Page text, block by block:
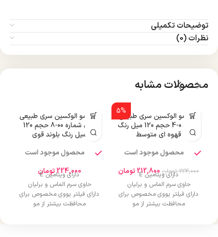
توضیحات تکمیلی
نظرات (0)
محصولات مشابه
5%
رنگ مو الوکسین سری طبیعی
شماره 0-4 حجم 120 میل رنگ
قهوه ای متوسط
محصول موجود است
224,000 تومان 212,800تومان
دارای ویتامین E
حاوی سرم الماس و برلیان
دارای فیلتر یووی مخصوص برای
محافظت بیشتر از مو
رنگ مو الوکسین سری طبیعی
قوی شماره 00-8 حجم 120
میل رنگ بلوند قوی
محصول موجود است
224,000تومان
دارای ویتامین E
حاوی سرم الماس و برلیان
دارای فیلتر یووی مخصوص برای
محافظت بیشتر از مو